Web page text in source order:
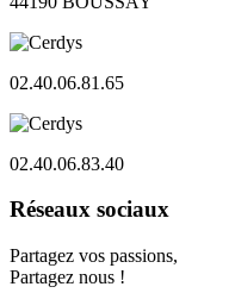
02.40.06.81.65
02.40.06.83.40
Réseaux sociaux
Partagez vos passions,
Partagez nous !